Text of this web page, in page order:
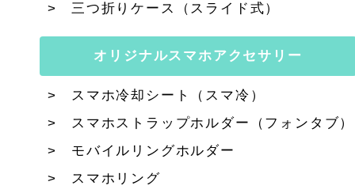
三つ折りケース（スライド式）
オリジナルスマホアクセサリー
スマホ冷却シート（スマ冷）
スマホストラップホルダー（フォンタブ）
モバイルリングホルダー
スマホリング